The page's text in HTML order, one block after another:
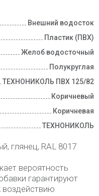
Внешний водосток
Пластик (ПВХ)
Желоб водосточный
Полукруглая
ТЕХНОНИКОЛЬ ПВХ 125/82
Коричневый
Коричневая
ТЕХНОНИКОЛЬ
глянец, RAL 8017
вероятность
гарантируют
воздействию